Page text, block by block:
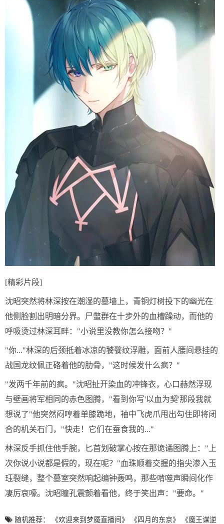
[精彩片段]
沈昭突然将林深按在潮湿的墓墙上，青铜灯树投下的幽光在
他侧脸割出明暗分界。尸蟞群在十步外的血槽躁动，而他的
呼吸烫过林深耳畔："小说里没教你怎么接吻？"
"你..."林深的后颈抵着冰凉的饕餮纹浮雕，面前人腰间悬挂的
战国龙纹佩正硌着他的肋骨，"这时候发什么疯？"
"发两千年前的疯。"沈昭扯开染血的冲锋衣，心口赫然浮现
与壁画将军相同的赤色图腾，"看到你写'以血为契'那段我就
想说了"他突然闷哼着单膝跪地，袖中飞虎爪甩出勾住即将闭
合的机关石门，"快走！它们在蚕食我的..."
林深反手抓住他手腕，匕首划破掌心按在那诡谲图腾上："上
次你说小说都是假的，现在呢？"血珠顺着交握的指尖渗入玉
珏裂缝，整个墓室突然响起编钟轰鸣，那些啃噬声瞬间化作
凄厉哀嚎。沈昭瞳孔震颤着看他，终于笑出声："要命。"
随机推荐： 《欢迎来到梦魇直播间》 《四月的东京》
《魔王谋逆